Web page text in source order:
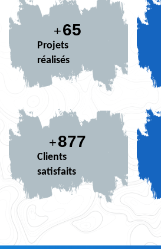
+81
Projets
réalisés
+877
Clients
satisfaits